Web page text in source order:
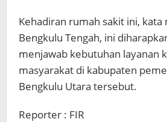
Kehadiran rumah sakit ini, kata
Bengkulu Tengah, ini
menjawab kebutuhan layanan
masyarakat di kabupaten
Bengkulu Utara tersebut.
Reporter : FIR